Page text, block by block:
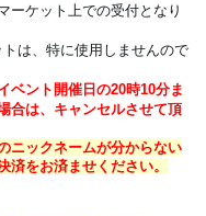
ーケット上での受付となり
は、特に使用しませんので
ベント開催日の20時10分ま
合は、キャンセルさせて頂
ニックネームが分からない
をお済ませください。